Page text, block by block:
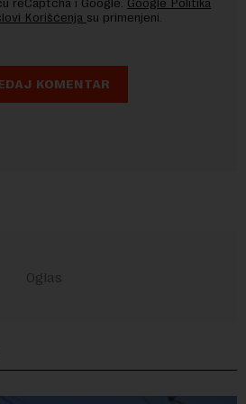
Korišćenja su primenjeni.